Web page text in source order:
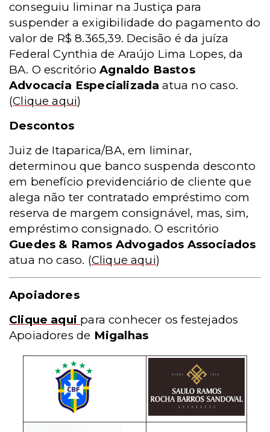
conseguiu liminar na Justiça para
suspender a exigibilidade do pagamento do
valor de R$ 8.365,39. Decisão é da juíza
Federal Cynthia de Araújo Lima Lopes, da
BA. O escritórioAgnaldo Bastos
Advocacia Especializada atua no caso.
(Clique aqui)
Descontos
Juiz de Itaparica/BA, em liminar,
determinou que banco suspenda desconto
em benefício previdenciário de cliente que
alega não ter contratado empréstimo com
reserva de margem consignável, mas, sim,
empréstimo consignado. O escritório
Guedes & Ramos Advogados Associados
atua no caso. (Clique aqui)
Apoiadores
Clique aqui para conhecer os festejados
Apoiadores de Migalhas